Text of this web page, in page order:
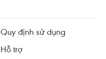
Quy định sử dụng
Hỗ trợ